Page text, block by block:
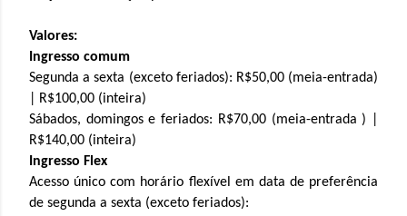
Valores:
Ingresso comum
Segunda a sexta (exceto feriados): R$50,00 (meia-entrada)
| R$100,00 (inteira)
Sábados, domingos e feriados: R$70,00 (meia-entrada ) |
R$140,00 (inteira)
Ingresso Flex
Acesso único com horário flexível em data de preferência
de segunda a sexta (exceto feriados):